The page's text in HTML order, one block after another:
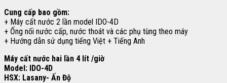
Cung cấp bao gồm:
+ Máy cất nước 2 lần model IDO-4D
+ Ống nối nước cấp, nước thoát và các phụ tùng theo máy
+ Hướng dẫn sử dụng tiếng Việt + Tiếng Anh
Máy cất nước hai lần 4 lít /giờ
Model: IDO-4D
HSX: Lasany- Ấn Độ